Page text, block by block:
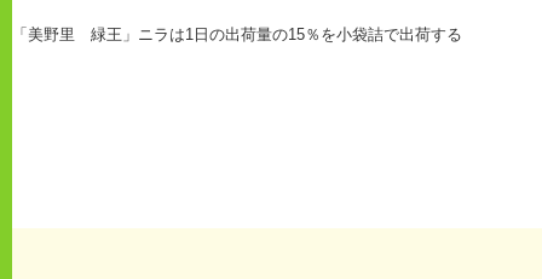
「美野里 緑王」ニラは1日の出荷量の15％を小袋詰で出荷する